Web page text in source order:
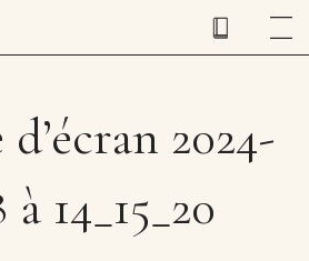
2024-
à 14_15_20